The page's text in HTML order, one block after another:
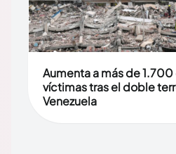
Aumenta a más de
víctimas tras el doble
Venezuela